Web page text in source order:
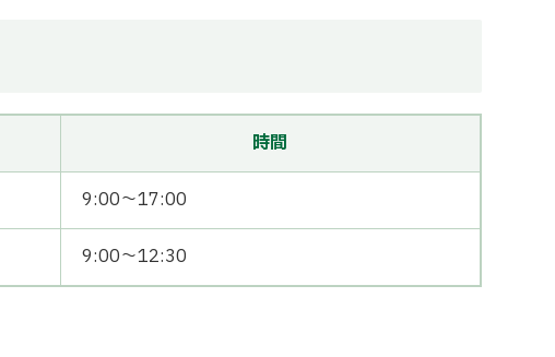
時間
9:00〜17:00
9:00〜12:30